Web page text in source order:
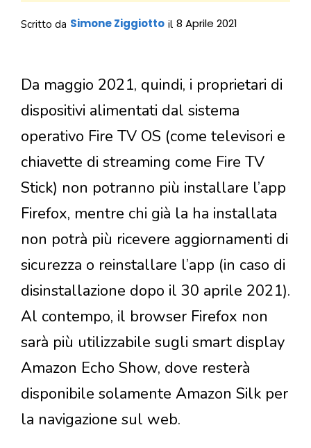
Scritto da Simone Ziggiotto il 8 Aprile 2021
Da maggio 2021, quindi, i proprietari di
dispositivi alimentati dal sistema
operativo Fire TV OS (come televisori e
chiavette di streaming come Fire TV
Stick) non potranno più installare l’app
Firefox, mentre chi già la ha installata
non potrà più ricevere aggiornamenti di
sicurezza o reinstallare l’app (in caso di
disinstallazione dopo il 30 aprile 2021).
Al contempo, il browser Firefox non
sarà più utilizzabile sugli smart display
Amazon Echo Show, dove resterà
disponibile solamente Amazon Silk per
la navigazione sul web.